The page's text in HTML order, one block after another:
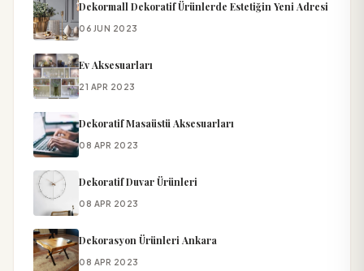
Dekormall Dekoratif Ürünlerde Estetiğin Yeni Adresi
06 JUN 2023
Ev Aksesuarları
21 APR 2023
Dekoratif Masaüstü Aksesuarları
08 APR 2023
Dekoratif Duvar Ürünleri
08 APR 2023
Dekorasyon Ürünleri Ankara
08 APR 2023